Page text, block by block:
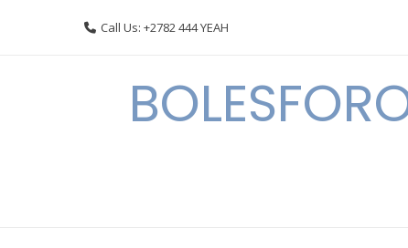
Call Us: +2782 444 YEAH